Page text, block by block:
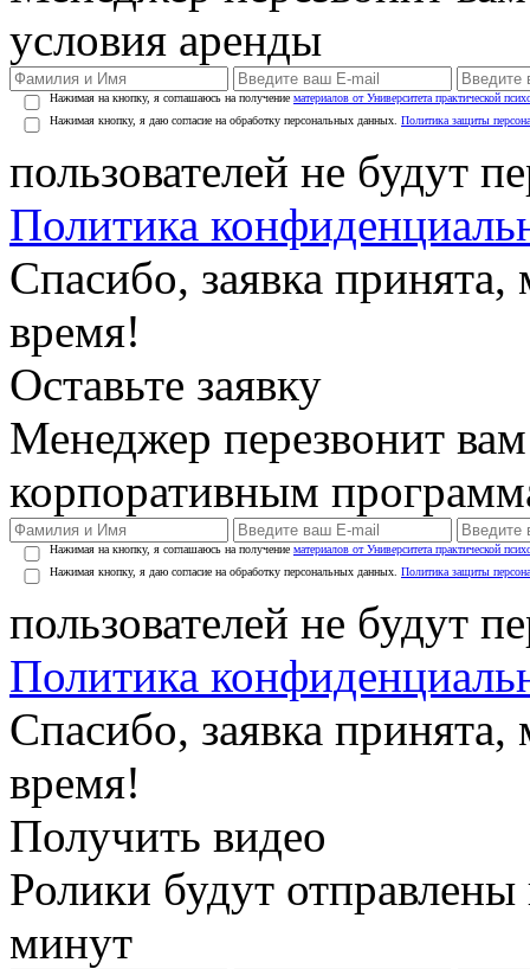
условия аренды
Нажимая на кнопку, я соглашаюсь на получение материалов от Университета практической
Нажимая кнопку, я даю согласие на обработку персональных данных. Политика защиты
пользователей не будут
Политика
Спасибо, заявка
время!
Оставьте заявку
Менеджер перезвонит
корпоративным
Нажимая на кнопку, я соглашаюсь на получение материалов от Университета практической
Нажимая кнопку, я даю согласие на обработку персональных данных. Политика защиты
пользователей не будут
Политика
Спасибо, заявка
время!
Получить видео
Ролики будут
минут